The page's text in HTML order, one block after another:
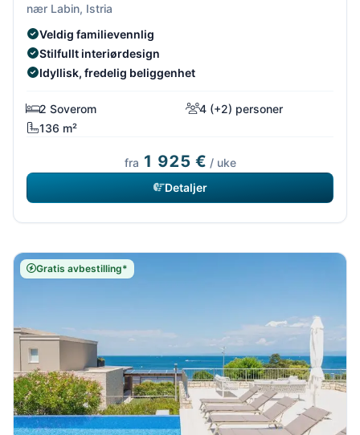
nær Labin, Istria
Veldig familievennlig
Stilfullt interiørdesign
Idyllisk, fredelig beliggenhet
2 Soverom
4 (+2) personer
136 m²
fra 1 925 € / uke
Detaljer
Gratis avbestilling*